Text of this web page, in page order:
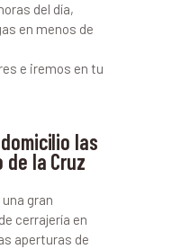
del día,
en menos de
e iremos en tu
las
la Cruz
gran
cerrajería en
aperturas de